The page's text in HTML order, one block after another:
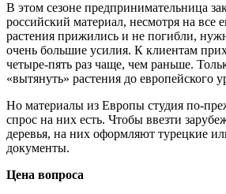
В этом сезоне предпринимательница
российский материал, несмотря на все
растения прижились и не погибли,
очень большие усилия. К клиентам
четыре-пять раз чаще, чем раньше.
«вытянуть» растения до европейского
Но материалы из Европы студия по-
спрос на них есть. Чтобы ввезти
деревья, на них оформляют турецкие
документы.
Цена вопроса